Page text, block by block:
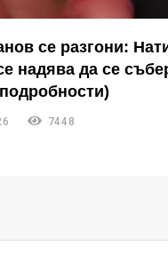
се разгони:
надява да се
7448